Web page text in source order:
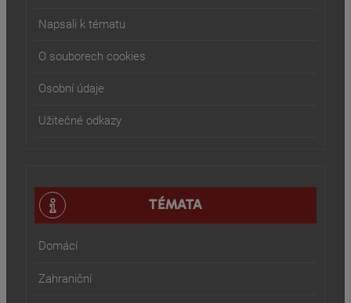
Napsali k tématu
O souborech cookies
Osobní údaje
Užitečné odkazy
TÉMATA
Domácí
Zahraniční